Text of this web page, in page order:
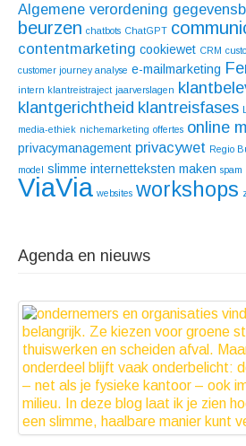
Algemene verordening
beurzen chatbots ChatGPT
contentmarketing cookiewet CRM
customer journey analyse e-mailmarketing
intern klantreistraject jaarverslagen
klantgerichtheid klantreisfases
media-ethiek nichemarketing offertes online
privacymanagement privacywet Regio
model
slimme internetteksten maken spam
ViaVia websites workshops
Agenda en nieuws